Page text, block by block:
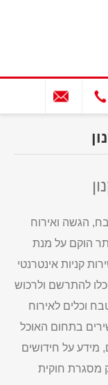
הגשה ואירוח
הוקם על מנת
קניות אינטרנטי
להתרשם ולרכוש
וכלים לאירוח
בתחום האוכל
מידע על חידושים
מסגרת חוקית